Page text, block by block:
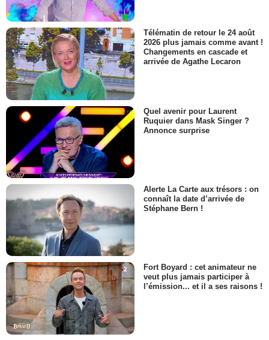
Télématin de retour le 24 août
2026 plus jamais comme avant !
Changements en cascade et
arrivée de Agathe Lecaron
Quel avenir pour Laurent
Ruquier dans Mask Singer ?
Annonce surprise
Alerte La Carte aux trésors : on
connaît la date d’arrivée de
Stéphane Bern !
Fort Boyard : cet animateur ne
veut plus jamais participer à
l’émission... et il a ses raisons !